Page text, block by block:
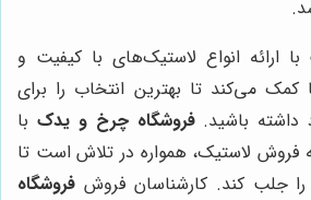
با ارائه انواع لاستیک‌های با کیفیت و
می‌کند تا بهترین انتخاب را برای
داشته باشید.فروشگاه چرخ و یدک با
فروش لاستیک، همواره در تلاش است تا
جلب کند. کارشناسان فروش فروشگاه